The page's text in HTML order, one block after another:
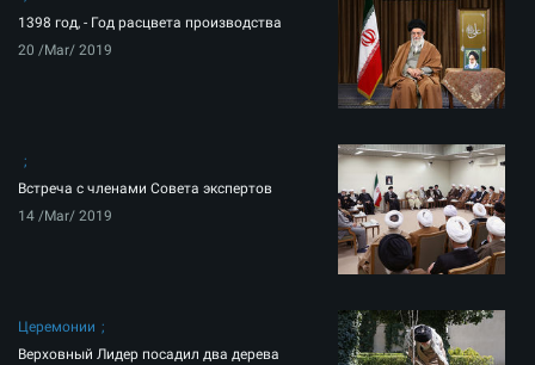
1398 год, - Год расцвета производства
20 /Mar/ 2019
Встреча с членами Совета экспертов
14 /Mar/ 2019
Церемонии
Верховный Лидер посадил два дерева